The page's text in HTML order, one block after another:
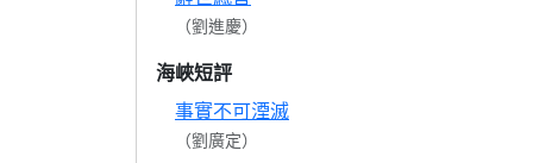
（劉進慶）
海峽短評
事實不可湮滅
（劉廣定）